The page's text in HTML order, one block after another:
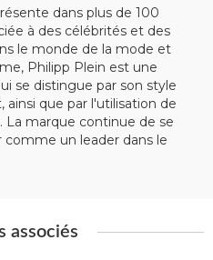
dans plus de 100
à des célébrités et des
le monde de la mode et
Philipp Plein est une
se distingue par son style
que par l'utilisation de
marque continue de se
un leader dans le
associés